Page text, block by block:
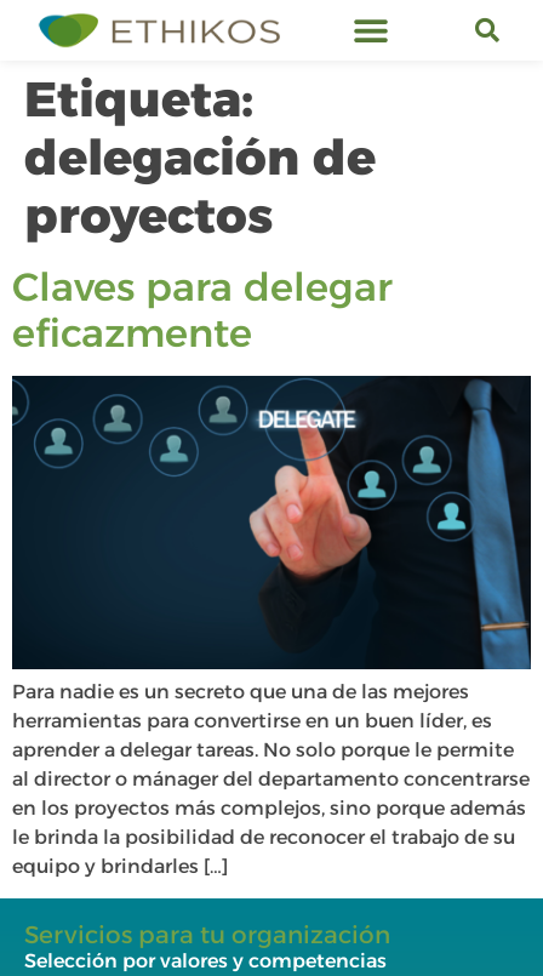
Etiqueta:
delegación de
proyectos
Claves para delegar
eficazmente
Para nadie es un secreto que una de las mejores
herramientas para convertirse en un buen líder, es
aprender a delegar tareas. No solo porque le permite
al director o mánager del departamento concentrarse
en los proyectos más complejos, sino porque además
le brinda la posibilidad de reconocer el trabajo de su
equipo y brindarles […]
Servicios para tu organización
Selección por valores y competencias